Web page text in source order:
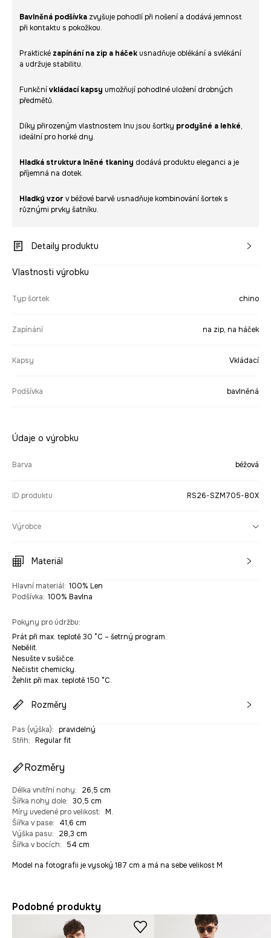
Bavlněná podšívka zvyšuje pohodlí při nošení a dodává jemnost
při kontaktu s pokožkou.
Praktické zapínání na zip a háček usnadňuje oblékání a svlékání
a udržuje stabilitu.
Funkčnívkládací kapsy umožňují pohodlné uložení drobných
předmětů.
Díky přirozeným vlastnostem lnu jsou šortky prodyšné a lehké,
ideální pro horké dny.
Hladká struktura lněné tkaniny dodává produktu eleganci a je
příjemná na dotek.
Hladký vzor v béžové barvě usnadňuje kombinování šortek s
různými prvky šatníku.
Detaily produktu
Vlastnosti výrobku
Typ šortek chino
Zapínání na zip, na háček
Kapsy Vkládací
Podšívka bavlněná
Údaje o výrobku
Barva béžová
ID produktu RS26-SZM705-80X
Výrobce
Materiál
Hlavní materiál: 100% Len
Podšívka: 100% Bavlna
Pokyny pro údržbu:
Prát při max. teplotě 30 °C – šetrný program.
Nebělit.
Nesušte v sušičce.
Nečistit chemicky.
Žehlit při max. teplotě 150 °C.
Rozměry
Pas (výška): pravidelný
Střih: Regular fit
Rozměry
Délka vnitřní nohy:
26,5 cm
Šířka nohy dole: 30,5 cm
Míry uvedené pro velikost: M.
Šířka v pase:
41,6 cm
Výška pasu:
28,3 cm
Šířka v bocích: 54 cm
Model na fotografii je vysoký 187 cm a má na sebe velikost M
Podobné produkty